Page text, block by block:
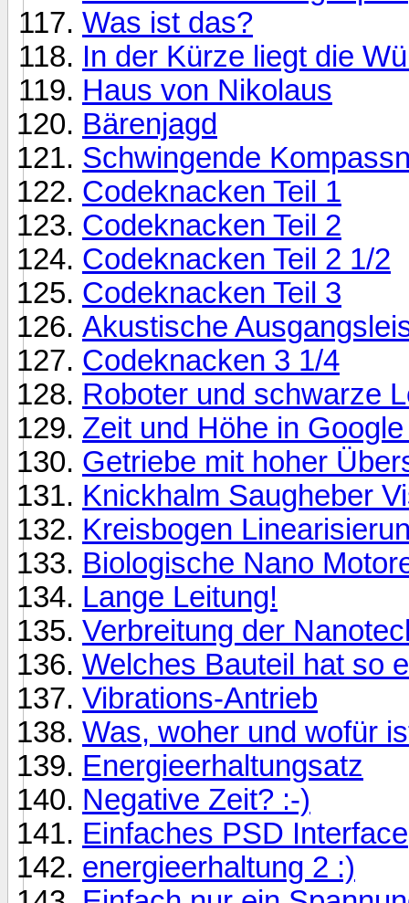
Was ist das?
In der Kürze liegt die
Haus von Nikolaus
Bärenjagd
Schwingende
Codeknacken Teil 1
Codeknacken Teil 2
Codeknacken Teil 2 1/2
Codeknacken Teil 3
Akustische
Codeknacken 3 1/4
Roboter und schwarze
Zeit und Höhe in
Getriebe mit hoher
Knickhalm Saugheber
Kreisbogen
Biologische Nano
Lange Leitung!
Verbreitung der
Welches Bauteil hat so
Vibrations-Antrieb
Was, woher und wofür
Energieerhaltungsatz
Negative Zeit? :-)
Einfaches PSD Interface
energieerhaltung 2 :)